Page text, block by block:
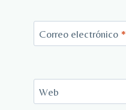
Correo electrónico *
Web